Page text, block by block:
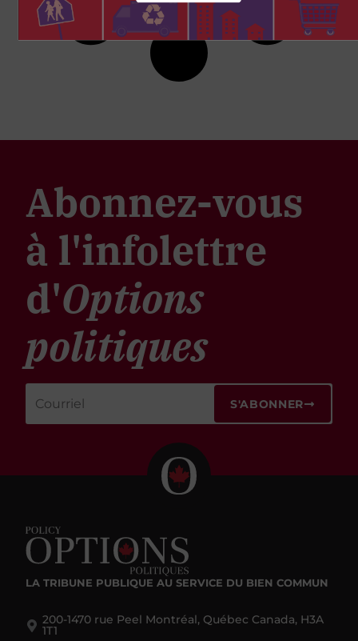
Abonnez-vous
à l'infolettre
d'Options
politiques
S'ABONNER
LA TRIBUNE PUBLIQUE AU SERVICE DU BIEN COMMUN
200-1470 rue Peel Montréal, Québec Canada, H3A
1T1